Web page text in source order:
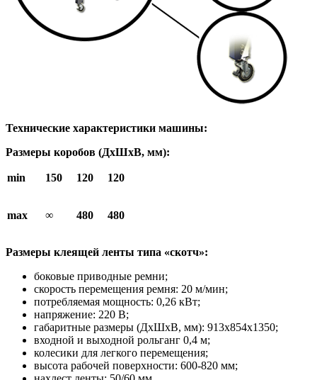
Технические характеристики машины:
Размеры коробов (ДхШхВ, мм):
min 150 120 120
max ∞ 480 480
Размеры клеящей ленты типа «скотч»:
боковые приводные ремни;
скорость перемещения ремня: 20 м/мин;
потребляемая мощность: 0,26 кВт;
напряжение: 220 В;
габаритные размеры (ДхШхВ, мм): 913х854х1350;
входной и выходной рольганг 0,4 м;
колесики для легкого перемещения;
высота рабочей поверхности: 600-820 мм;